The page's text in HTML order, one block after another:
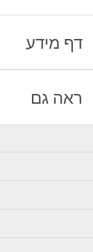
דף מידע
ראה גם